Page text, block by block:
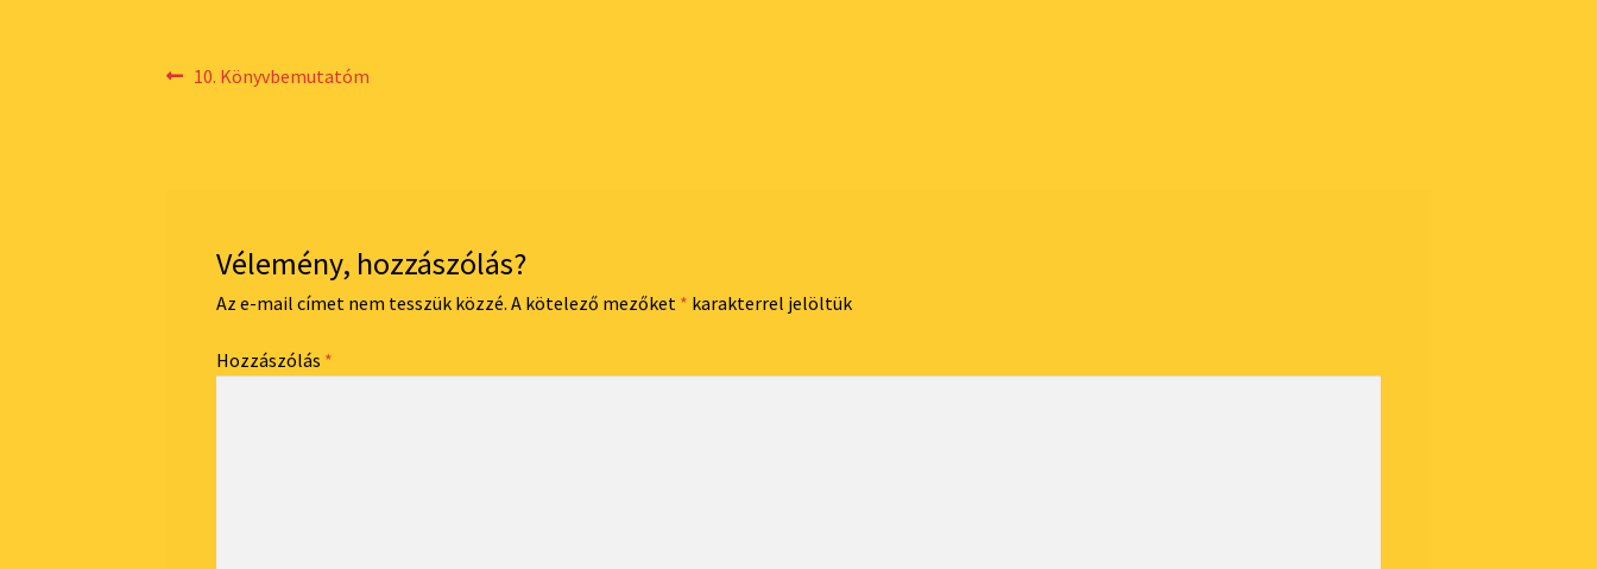
Bejegyzés
Previous
10. Könyvbemutatóm
Vélemény, hozzászólás?
Az e-mail címet nem tesszük közzé. A kötelező mezőket * karakterrel jelöltük
Hozzászólás *